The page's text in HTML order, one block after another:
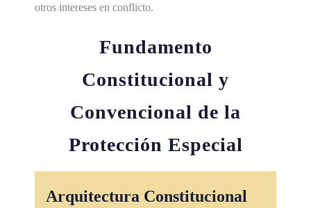
otros intereses en conflicto.
Fundamento
Constitucional y
Convencional de la
Protección Especial
Arquitectura Constitucional